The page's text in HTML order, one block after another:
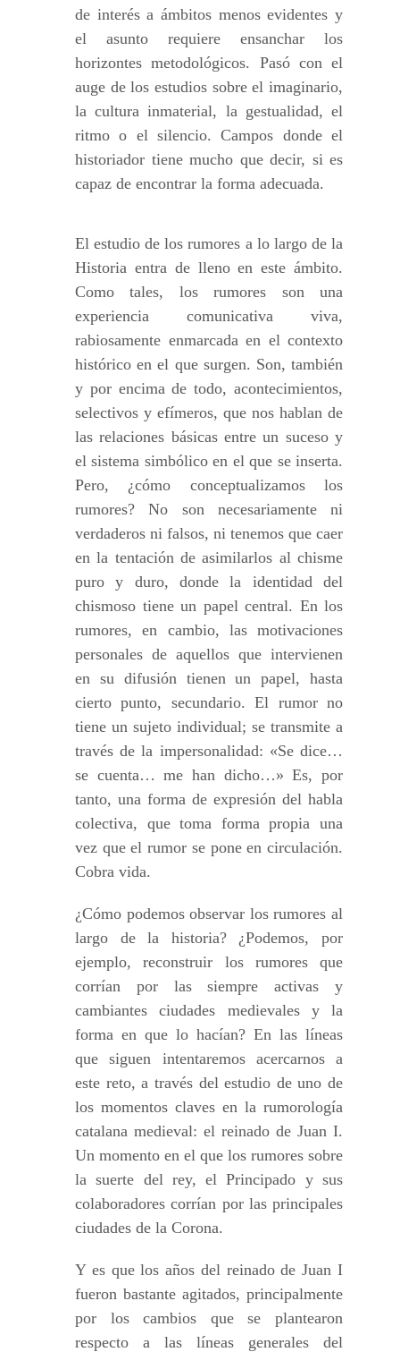
de interés a ámbitos menos evidentes y
el asunto requiere ensanchar los
horizontes metodológicos. Pasó con el
auge de los estudios sobre el imaginario,
la cultura inmaterial, la gestualidad, el
ritmo o el silencio. Campos donde el
historiador tiene mucho que decir, si es
capaz de encontrar la forma adecuada.
El estudio de los rumores a lo largo de la
Historia entra de lleno en este ámbito.
Como tales, los rumores son una
experiencia comunicativa viva,
rabiosamente enmarcada en el contexto
histórico en el que surgen. Son, también
y por encima de todo, acontecimientos,
selectivos y efímeros, que nos hablan de
las relaciones básicas entre un suceso y
el sistema simbólico en el que se inserta.
Pero, ¿cómo conceptualizamos los
rumores? No son necesariamente ni
verdaderos ni falsos, ni tenemos que caer
en la tentación de asimilarlos al chisme
puro y duro, donde la identidad del
chismoso tiene un papel central. En los
rumores, en cambio, las motivaciones
personales de aquellos que intervienen
en su difusión tienen un papel, hasta
cierto punto, secundario. El rumor no
tiene un sujeto individual; se transmite a
través de la impersonalidad: «Se dice…
se cuenta… me han dicho…» Es, por
tanto, una forma de expresión del habla
colectiva, que toma forma propia una
vez que el rumor se pone en circulación.
Cobra vida.
¿Cómo podemos observar los rumores al
largo de la historia? ¿Podemos, por
ejemplo, reconstruir los rumores que
corrían por las siempre activas y
cambiantes ciudades medievales y la
forma en que lo hacían? En las líneas
que siguen intentaremos acercarnos a
este reto, a través del estudio de uno de
los momentos claves en la rumorología
catalana medieval: el reinado de Juan I.
Un momento en el que los rumores sobre
la suerte del rey, el Principado y sus
colaboradores corrían por las principales
ciudades de la Corona.
Y es que los años del reinado de Juan I
fueron bastante agitados, principalmente
por los cambios que se plantearon
respecto a las líneas generales del